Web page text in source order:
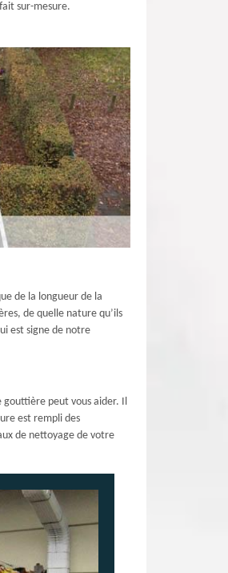
sur-mesure.
de la longueur de la
de quelle nature qu’ils
est signe de notre
gouttière peut vous aider. Il
est rempli des
de nettoyage de votre